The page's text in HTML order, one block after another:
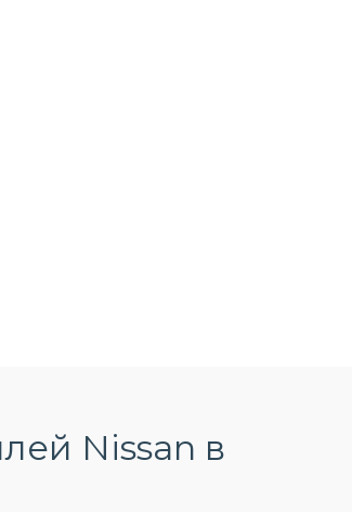
Nissan в